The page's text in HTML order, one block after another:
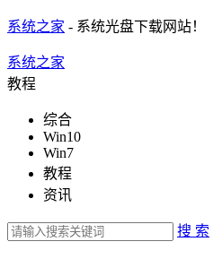
系统之家 - 系统光盘下载网站！
系统之家
教程
综合
Win10
Win7
教程
资讯
搜 索